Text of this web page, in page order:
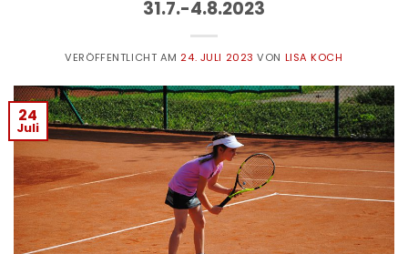
31.7.-4.8.2023
VERÖFFENTLICHT AM 24. JULI 2023 VON LISA KOCH
24
Juli